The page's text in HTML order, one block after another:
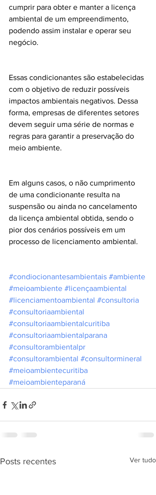
cumprir para obter e manter a licença
ambiental de um empreendimento,
podendo assim instalar e operar seu
negócio.
Essas condicionantes são estabelecidas
com o objetivo de reduzir possíveis
impactos ambientais negativos. Dessa
forma, empresas de diferentes setores
devem seguir uma série de normas e
regras para garantir a preservação do
meio ambiente.
Em alguns casos, o não cumprimento
de uma condicionante resulta na
suspensão ou ainda no cancelamento
da licença ambiental obtida, sendo o
pior dos cenários possíveis em um
processo de licenciamento ambiental.
#condiocionantesambientais #ambiente
#meioambiente #licençaambiental
#licenciamentoambiental #consultoria
#consultoriaambiental
#consultoriaambientalcuritiba
#consultoriaambientalparana
#consultorambientalpr
#consultorambiental #consultormineral
#meioambientecuritiba
#meioambienteparaná
Posts recentes Ver tudo